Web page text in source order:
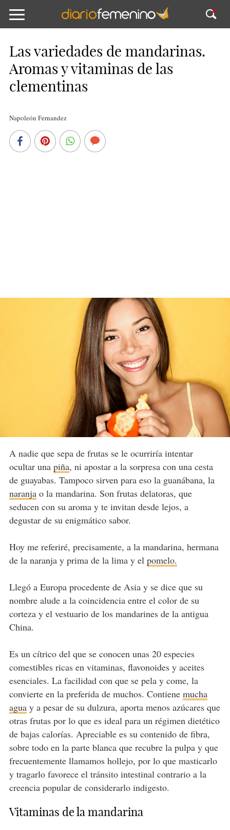
Las variedades de mandarinas.
Aromas y vitaminas de las
clementinas
Napoleón Fernandez
A nadie que sepa de frutas se le ocurriría intentar
ocultar una piña, ni apostar a la sorpresa con una cesta
de guayabas. Tampoco sirven para eso la guanábana, la
naranjao la mandarina. Son frutas delatoras, que
seducen con su aroma y te invitan desde lejos, a
degustar de su enigmático sabor.
Hoy me referiré, precisamente, a la mandarina, hermana
de la naranja y prima de la lima y el pomelo.
Llegó a Europa procedente de Asia y se dice que su
nombre alude a la coincidencia entre el color de su
corteza y el vestuario de los mandarines de la antigua
China.
Es un cítrico del que se conocen unas 20 especies
comestibles ricas en vitaminas, flavonoides y aceites
esenciales. La facilidad con que se pela y come, la
convierte en la preferida de muchos. Contiene mucha
aguay a pesar de su dulzura, aporta menos azúcares que
otras frutas por lo que es ideal para un régimen dietético
de bajas calorías. Apreciable es su contenido de fibra,
sobre todo en la parte blanca que recubre la pulpa y que
frecuentemente llamamos hollejo, por lo que masticarlo
y tragarlo favorece el tránsito intestinal contrario a la
creencia popular de considerarlo indigesto.
Vitaminas de la mandarina